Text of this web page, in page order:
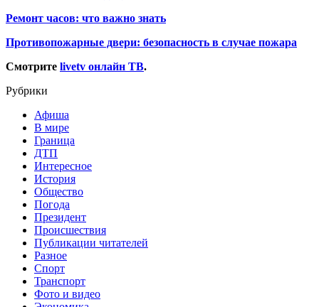
Ремонт часов: что важно знать
Противопожарные двери: безопасность в случае пожара
Смотрите livetv онлайн ТВ.
Рубрики
Афиша
В мире
Граница
ДТП
Интересное
История
Общество
Погода
Президент
Происшествия
Публикации читателей
Разное
Спорт
Транспорт
Фото и видео